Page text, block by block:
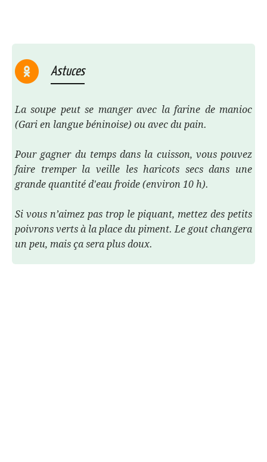
Astuces
La soupe peut se manger avec la farine de manioc
(Gari en langue béninoise) ou avec du pain.
Pour gagner du temps dans la cuisson, vous pouvez
faire tremper la veille les haricots secs dans une
grande quantité d'eau froide (environ 10 h).
Si vous n’aimez pas trop le piquant, mettez des petits
poivrons verts à la place du piment. Le gout changera
un peu, mais ça sera plus doux.